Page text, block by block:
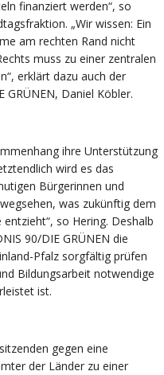
finanziert werden“, so
„Wir wissen: Ein
am rechten Rand nicht
muss zu einer zentralen
erklärt dazu auch der
Daniel Köbler.
ihre Unterstützung
wird es das
Bürgerinnen und
was zukünftig dem
so Hering. Deshalb
90/DIE GRÜNEN die
Pfalz sorgfältig prüfen
Bildungsarbeit notwendige
ist.
gegen eine
der Länder zu einer